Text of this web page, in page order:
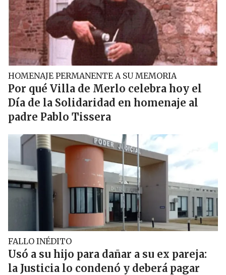
HOMENAJE PERMANENTE A SU MEMORIA
Por qué Villa de Merlo celebra hoy el
Día de la Solidaridad en homenaje al
padre Pablo Tissera
FALLO INÉDITO
Usó a su hijo para dañar a su ex pareja:
la Justicia lo condenó y deberá pagar